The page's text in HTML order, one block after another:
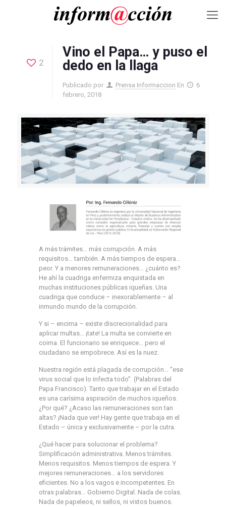
2
Vino el Papa… y puso el
dedo en la llaga
Publicado por Prensa Informaccion En
6
febrero, 2018
A más trámites… más corrupción. A más
requisitos… también. A más tiempos de espera…
peor. Y a menores remuneraciones… ¿cuánto es?
He ahí la cuadriga enfermiza enquistada en
muchas instituciones públicas iqueñas. Una
cuadriga que conduce – inexorablemente – al
inmundo mundo de la corrupción.
Y si – encima – existe discrecionalidad para
aplicar multas… ¡tate! La multa se convierte en
coima. El funcionario se enriquece… pero el
ciudadano se empobrece. Así es la nuez.
Nuestra región está plagada de corrupción… “ese
virus social que lo infecta todo”. (Palabras del
Papa Francisco). Tanto que trabajar en el Estado
es una carísima aspiración de muchos iqueños.
¿Por qué? ¿Acaso las remuneraciones son tan
altas? ¡Nada que ver! Hay gente que trabaja en el
Estado – única y exclusivamente – por la cutra.
¿Qué hacer para solucionar el problema?
Simplificación administrativa. Menos trámites.
Menos requisitos. Menos tiempos de espera. Y
mejores remuneraciones… a los servidores
eficientes. No a los vagos e incompetentes. En
otras palabras… Gobierno Digital. Nada de colas.
Nada de papeleos, ni sellos, ni vistos buenos.